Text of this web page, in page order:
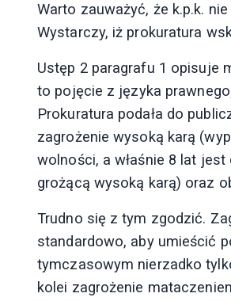
Warto zauważyć, że k.p.k.
Wystarczy, iż prokuratura
Ustęp 2 paragrafu 1 opisuje
to pojęcie z języka
Prokuratura podała do
zagrożenie wysoką karą
wolności, a właśnie 8 lat
grożącą wysoką karą) oraz
Trudno się z tym zgodzić.
standardowo, aby umieścić
tymczasowym nierzadko
kolei zagrożenie